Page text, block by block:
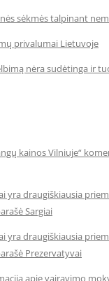
sėkmės talpinant
privalumai Lietuvoje
nėra sudėtinga ir
kainos Vilniuje“
yra draugiškiausia
Sargiai
yra draugiškiausia
Prezervatyvai
apie vairavimo